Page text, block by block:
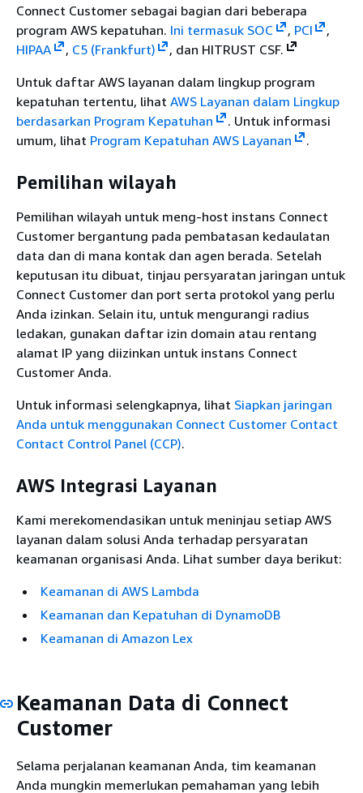
Connect Customer sebagai bagian dari beberapa
program AWS kepatuhan. Ini termasuk SOC , PCI
,
HIPAA
, C5 (Frankfurt)
, dan HITRUST CSF.
Untuk daftar AWS layanan dalam lingkup program
kepatuhan tertentu, lihat AWS Layanan dalam Lingkup
berdasarkan Program Kepatuhan
. Untuk informasi
umum, lihat Program Kepatuhan AWS Layanan .
Pemilihan wilayah
Pemilihan wilayah untuk meng-host instans Connect
Customer bergantung pada pembatasan kedaulatan
data dan di mana kontak dan agen berada. Setelah
keputusan itu dibuat, tinjau persyaratan jaringan untuk
Connect Customer dan port serta protokol yang perlu
Anda izinkan. Selain itu, untuk mengurangi radius
ledakan, gunakan daftar izin domain atau rentang
alamat IP yang diizinkan untuk instans Connect
Customer Anda.
Untuk informasi selengkapnya, lihat Siapkan jaringan
Anda untuk menggunakan Connect Customer Contact
Contact Control Panel (CCP).
AWS Integrasi Layanan
Kami merekomendasikan untuk meninjau setiap AWS
layanan dalam solusi Anda terhadap persyaratan
keamanan organisasi Anda. Lihat sumber daya berikut:
Keamanan di AWS Lambda
Keamanan dan Kepatuhan di DynamoDB
Keamanan di Amazon Lex
Keamanan Data di Connect
Customer
Selama perjalanan keamanan Anda, tim keamanan
Anda mungkin memerlukan pemahaman yang lebih